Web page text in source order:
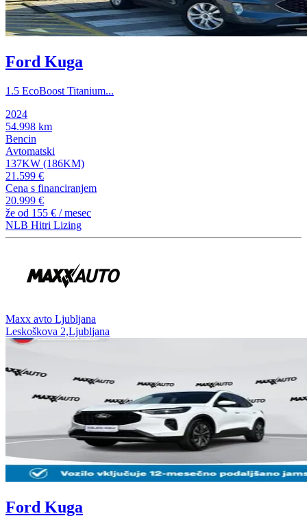
Ford Kuga
1.5 EcoBoost Titanium...
2024
54.998 km
Bencin
Avtomatski
137KW (186KM)
21.599 €
Cena s financiranjem
20.999 €
že od 155 € / mesec
NLB Hitri Lizing
⁠Maxx avto Ljubljana
Leskoškova 2,Ljubljana
Ford Kuga